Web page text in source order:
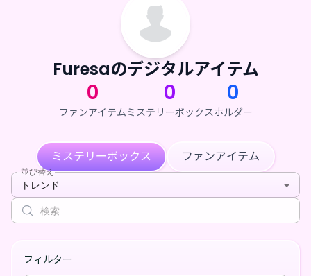
Furesaのデジタルアイテム
0
ファンアイテム
0
ミステリーボックス
0
ホルダー
ミステリーボックス ファンアイテム
並び替え
トレンド
フィルター